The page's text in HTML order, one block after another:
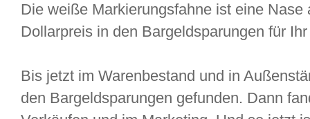
Die weiße Markierungsfahne ist eine Nase
Dollarpreis in den Bargeldsparungen für
Bis jetzt im Warenbestand und in
den Bargeldsparungen gefunden. Dann